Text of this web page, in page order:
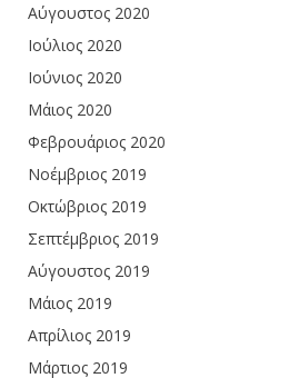
Αύγουστος 2020
Ιούλιος 2020
Ιούνιος 2020
Μάιος 2020
Φεβρουάριος 2020
Νοέμβριος 2019
Οκτώβριος 2019
Σεπτέμβριος 2019
Αύγουστος 2019
Μάιος 2019
Απρίλιος 2019
Μάρτιος 2019